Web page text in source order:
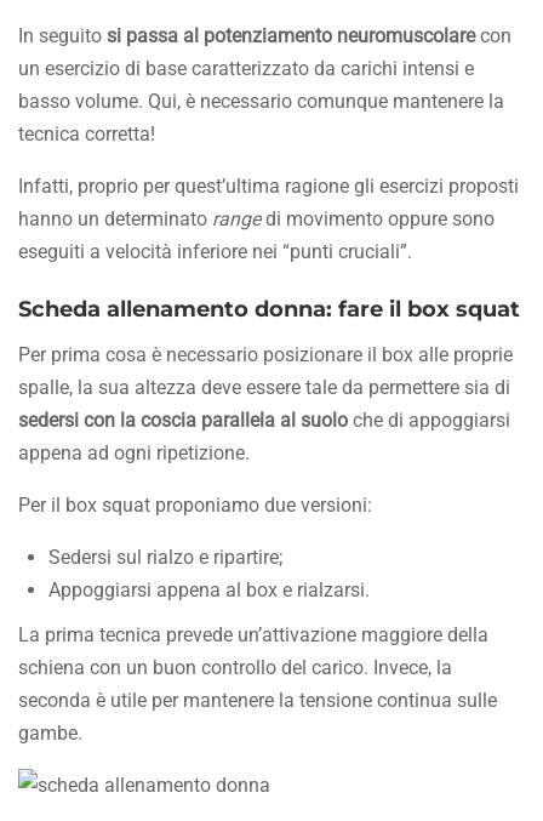
In seguito si passa al potenziamento neuromuscolarecon
un esercizio di base caratterizzato da carichi intensi e
basso volume. Qui, è necessario comunque mantenere la
tecnica corretta!
Infatti, proprio per quest’ultima ragione gli esercizi proposti
hanno un determinato rangedi movimento oppure sono
eseguiti a velocità inferiore nei “punti cruciali”.
Scheda allenamento donna: fare il box squat
Per prima cosa è necessario posizionare il box alle proprie
spalle, la sua altezza deve essere tale da permettere sia di
sedersi con la coscia parallela al suolo che di appoggiarsi
appena ad ogni ripetizione.
Per il box squat proponiamo due versioni:
Sedersi sul rialzo e ripartire;
Appoggiarsi appena al box e rialzarsi.
La prima tecnica prevede un’attivazione maggiore della
schiena con un buon controllo del carico. Invece, la
seconda è utile per mantenere la tensione continua sulle
gambe.